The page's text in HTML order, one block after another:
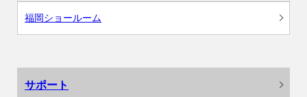
福岡ショールーム
サポート